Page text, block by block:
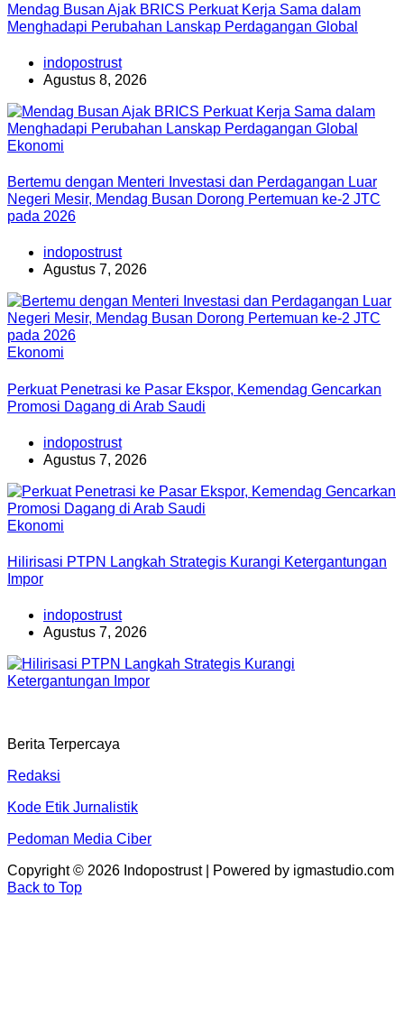
Mendag Busan Ajak BRICS Perkuat Kerja Sama dalam
Menghadapi Perubahan Lanskap Perdagangan Global
indopostrust
Agustus 8, 2026
Ekonomi
Bertemu dengan Menteri Investasi dan Perdagangan Luar
Negeri Mesir, Mendag Busan Dorong Pertemuan ke-2 JTC
pada 2026
indopostrust
Agustus 7, 2026
Ekonomi
Perkuat Penetrasi ke Pasar Ekspor, Kemendag Gencarkan
Promosi Dagang di Arab Saudi
indopostrust
Agustus 7, 2026
Ekonomi
Hilirisasi PTPN Langkah Strategis Kurangi Ketergantungan
Impor
indopostrust
Agustus 7, 2026
Berita Terpercaya
Redaksi
Kode Etik Jurnalistik
Pedoman Media Ciber
Copyright © 2026 Indopostrust | Powered by igmastudio.com
Back to Top